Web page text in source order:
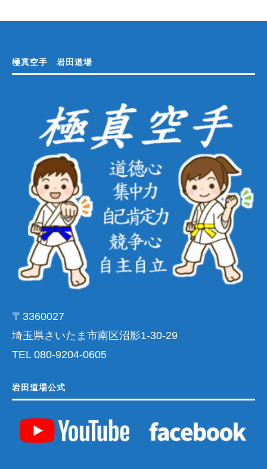
極真空手 岩田道場
〒3360027
埼玉県さいたま市南区沼影1-30-29
TEL 080-9204-0605
岩田道場公式